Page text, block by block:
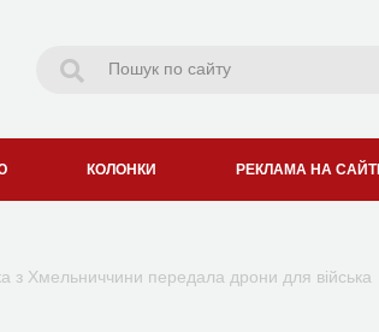
КОЛОНКИ РЕКЛАМА НА САЙТІ
з Хмельниччини передала дрони для війська